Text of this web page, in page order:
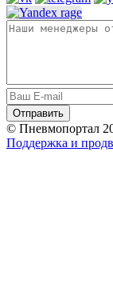
© Пневмопортал
Поддержка и